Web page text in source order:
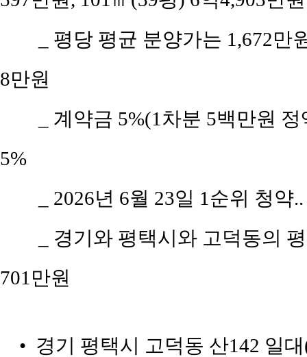
_ 평당 평균 분양가는 1,672
8만원
_ 계약금 5%(1차분 5백만원
5%
_ 2026년 6월 23일 1순위 청
_ 경기와 평택시와 고덕동의
701만원
• 경기 평택시 고덕동 산142 일